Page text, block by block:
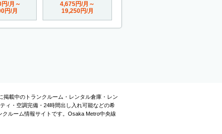
/月～
円/月
4,675円/月～
19,250円/月
載中のトランクルーム・レンタル倉庫・レン
ィ・空調完備・24時間出し入れ可能などの希
ルーム情報サイトです。Osaka Metro中央線